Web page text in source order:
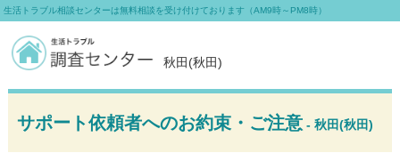
サポート依頼者へのお約束・ご注意- 秋田(秋田)
秋田(秋田)
生活トラブル相談センターは無料相談を受け付けております（AM9時～PM8時）